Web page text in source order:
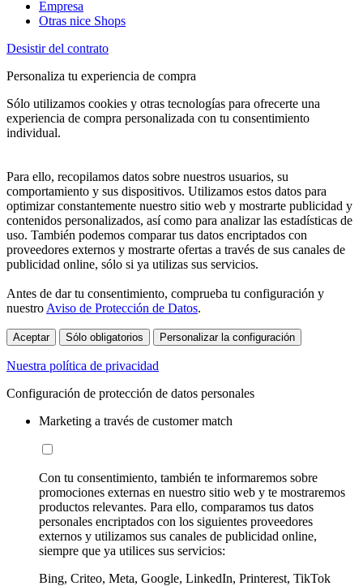
Empresa
Otras nice Shops
Desistir del contrato
Personaliza tu experiencia de compra
Sólo utilizamos cookies y otras tecnologías para ofrecerte una
experiencia de compra personalizada con tu consentimiento
individual.
Para ello, recopilamos datos sobre nuestros usuarios, su
comportamiento y sus dispositivos. Utilizamos estos datos para
optimizar constantemente nuestro sitio web y mostrarte publicidad y
contenidos personalizados, así como para analizar las estadísticas de
uso. También podemos comparar tus datos encriptados con
proveedores externos y mostrarte ofertas a través de sus canales de
publicidad online, sólo si ya utilizas sus servicios.
Antes de dar tu consentimiento, comprueba tu configuración y
nuestro Aviso de Protección de Datos.
Aceptar Sólo obligatorios Personalizar la configuración
Nuestra política de privacidad
Configuración de protección de datos personales
Marketing a través de customer match
Con tu consentimiento, también te informaremos sobre
promociones externas en nuestro sitio web y te mostraremos
productos relevantes. Para ello, comparamos tus datos
personales encriptados con los siguientes proveedores
externos y utilizamos sus canales de publicidad online,
siempre que ya utilices sus servicios:
Bing, Criteo, Meta, Google, LinkedIn, Printerest, TikTok